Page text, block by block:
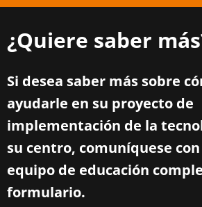
¿Quiere saber
Si desea saber más sobre
ayudarle en su proyecto de
implementación de la
su centro, comuníquese
equipo de educación
formulario.